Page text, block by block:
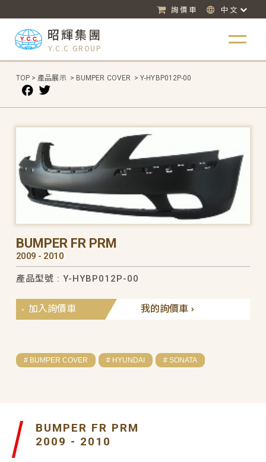
詢價車 中文
昭輝集團
Y.C.C GROUP
TOP > 產品展示 > BUMPER COVER > Y-HYBP012P-00
BUMPER FR PRM
2009 - 2010
產品型號 : Y-HYBP012P-00
我的詢價車
加入詢價車
# BUMPER COVER # HYUNDAI # SONATA
BUMPER FR PRM
2009 - 2010